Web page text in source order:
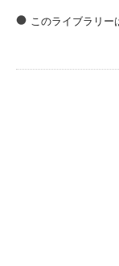
このライブラリー